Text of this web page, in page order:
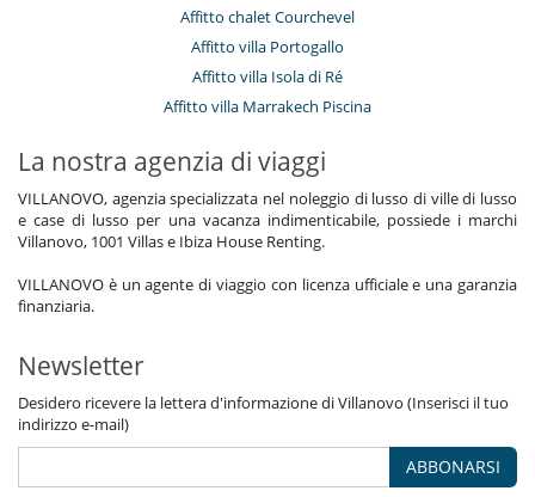
Affitto chalet Courchevel
Affitto villa Portogallo
Affitto villa Isola di Ré
Affitto villa Marrakech Piscina
La nostra agenzia di viaggi
VILLANOVO, agenzia specializzata nel noleggio di lusso di ville di lusso
e case di lusso per una vacanza indimenticabile, possiede i marchi
Villanovo, 1001 Villas e Ibiza House Renting.
VILLANOVO è un agente di viaggio con licenza ufficiale e una garanzia
finanziaria.
Newsletter
Desidero ricevere la lettera d'informazione di Villanovo (Inserisci il tuo
indirizzo e-mail)
ABBONARSI